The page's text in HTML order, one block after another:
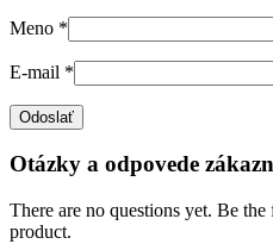
Meno *
E-mail *
Otázky a odpovede
There are no questions yet. Be
product.